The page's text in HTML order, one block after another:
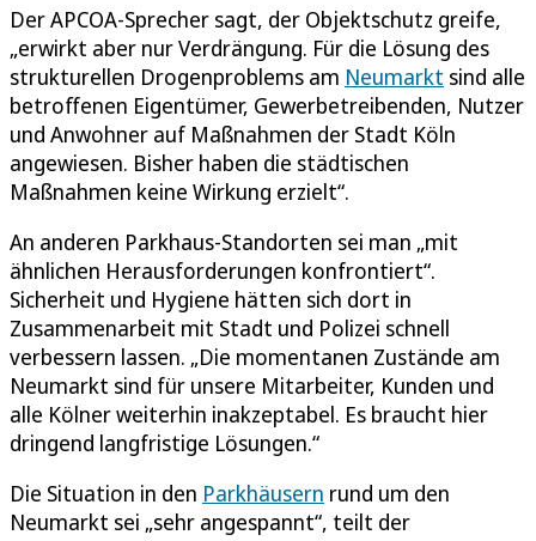
Der APCOA-Sprecher sagt, der Objektschutz greife,
„erwirkt aber nur Verdrängung. Für die Lösung des
strukturellen Drogenproblems am Neumarkt sind alle
betroffenen Eigentümer, Gewerbetreibenden, Nutzer
und Anwohner auf Maßnahmen der Stadt Köln
angewiesen. Bisher haben die städtischen
Maßnahmen keine Wirkung erzielt“.
An anderen Parkhaus-Standorten sei man „mit
ähnlichen Herausforderungen konfrontiert“.
Sicherheit und Hygiene hätten sich dort in
Zusammenarbeit mit Stadt und Polizei schnell
verbessern lassen. „Die momentanen Zustände am
Neumarkt sind für unsere Mitarbeiter, Kunden und
alle Kölner weiterhin inakzeptabel. Es braucht hier
dringend langfristige Lösungen.“
Die Situation in den Parkhäusern rund um den
Neumarkt sei „sehr angespannt“, teilt der